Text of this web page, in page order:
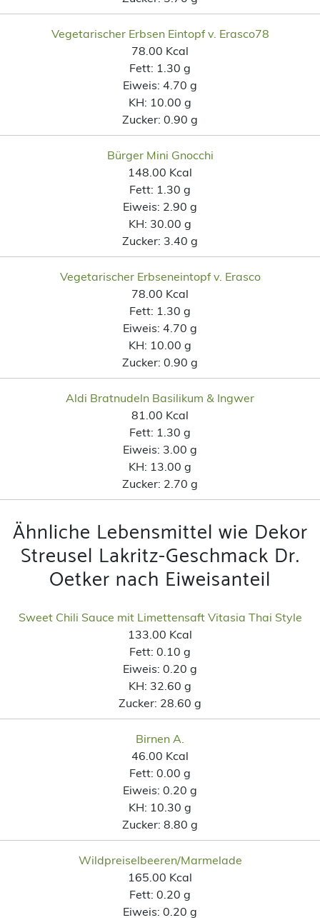
Vegetarischer Erbsen Eintopf v. Erasco78
78.00 Kcal
Fett: 1.30 g
Eiweis: 4.70 g
KH: 10.00 g
Zucker: 0.90 g
Bürger Mini Gnocchi
148.00 Kcal
Fett: 1.30 g
Eiweis: 2.90 g
KH: 30.00 g
Zucker: 3.40 g
Vegetarischer Erbseneintopf v. Erasco
78.00 Kcal
Fett: 1.30 g
Eiweis: 4.70 g
KH: 10.00 g
Zucker: 0.90 g
Aldi Bratnudeln Basilikum & Ingwer
81.00 Kcal
Fett: 1.30 g
Eiweis: 3.00 g
KH: 13.00 g
Zucker: 2.70 g
Ähnliche Lebensmittel wie Dekor
Streusel Lakritz-Geschmack Dr.
Oetker nach Eiweisanteil
Sweet Chili Sauce mit Limettensaft Vitasia Thai Style
133.00 Kcal
Fett: 0.10 g
Eiweis: 0.20 g
KH: 32.60 g
Zucker: 28.60 g
Birnen A.
46.00 Kcal
Fett: 0.00 g
Eiweis: 0.20 g
KH: 10.30 g
Zucker: 8.80 g
Wildpreiselbeeren/Marmelade
165.00 Kcal
Fett: 0.20 g
Eiweis: 0.20 g